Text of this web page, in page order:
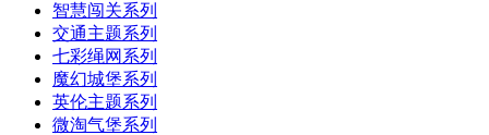
智慧闯关系列
交通主题系列
七彩绳网系列
魔幻城堡系列
英伦主题系列
微淘气堡系列